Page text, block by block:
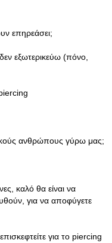
επηρεάσει;
εξωτερικεύω (πόνο,
ανθρώπους γύρω μας;
καλό θα είναι να
για να αποφύγετε
για το piercing